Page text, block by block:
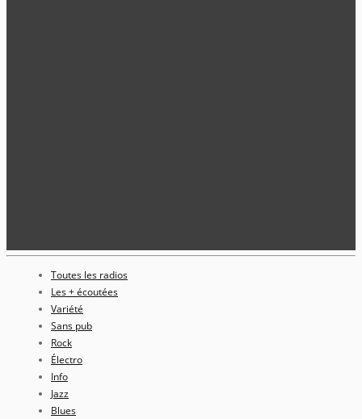
Toutes les radios
Les + écoutées
Variété
Sans pub
Rock
Électro
Info
Jazz
Blues